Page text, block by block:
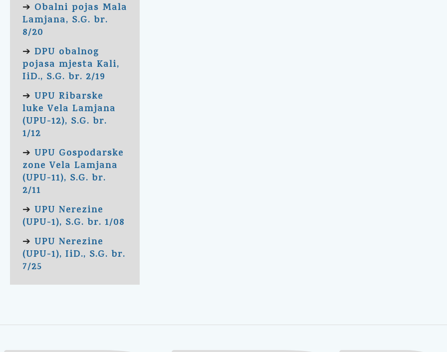
➔ Obalni pojas Mala
Lamjana, S.G. br.
8/20
➔ DPU obalnog
pojasa mjesta Kali,
IiD., S.G. br. 2/19
➔ UPU Ribarske
luke Vela Lamjana
(UPU-12), S.G. br.
1/12
➔ UPU Gospodarske
zone Vela Lamjana
(UPU-11), S.G. br.
2/11
➔ UPU Nerezine
(UPU-1), S.G. br. 1/08
➔ UPU Nerezine
(UPU-1), IiD., S.G. br.
7/25